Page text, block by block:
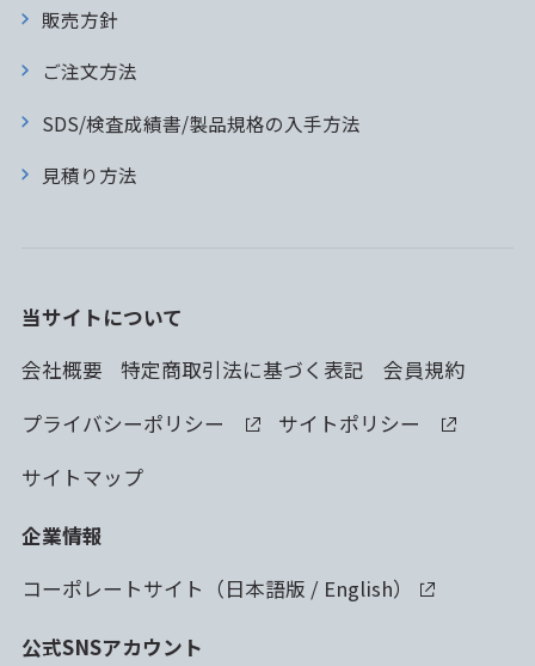
販売方針
ご注文方法
SDS/検査成績書/製品規格の入手方法
見積り方法
当サイトについて
会社概要
特定商取引法に基づく表記
会員規約
プライバシーポリシー
サイトポリシー
サイトマップ
企業情報
コーポレートサイト（日本語版 / English）
公式SNSアカウント